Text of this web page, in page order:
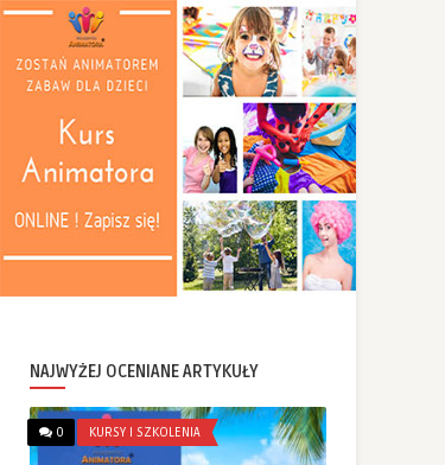
NAJWYŻEJ OCENIANE ARTYKUŁY
0 KURSY I SZKOLENIA